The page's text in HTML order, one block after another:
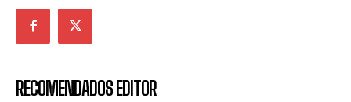
RECOMENDADOS EDITOR